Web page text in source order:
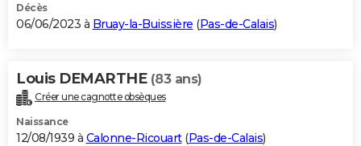
Décès
06/06/2023 à Bruay-la-Buissière (Pas-de-Calais)
Louis DEMARTHE (83 ans)
Créer une cagnotte obsèques
Naissance
12/08/1939 à Calonne-Ricouart(Pas-de-Calais)